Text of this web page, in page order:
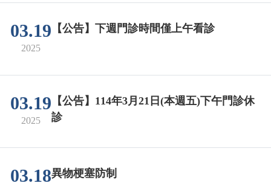
03.19
2025
【公告】下週門診時間僅上午看診
03.19
2025
【公告】114年3月21日(本週五)下午門診休
診
03.18異物梗塞防制